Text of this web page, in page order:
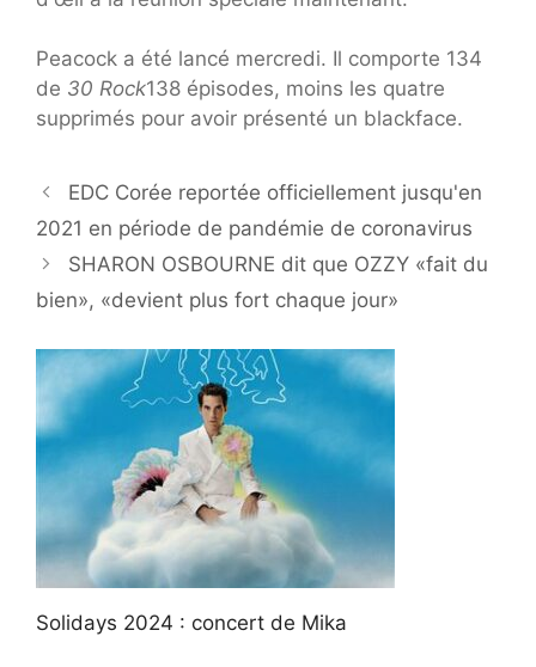
Peacock a été lancé mercredi. Il comporte 134
de 30 Rock138 épisodes, moins les quatre
supprimés pour avoir présenté un blackface.
EDC Corée reportée officiellement jusqu'en
2021 en période de pandémie de coronavirus
SHARON OSBOURNE dit que OZZY «fait du
bien», «devient plus fort chaque jour»
Solidays 2024 : concert de Mika